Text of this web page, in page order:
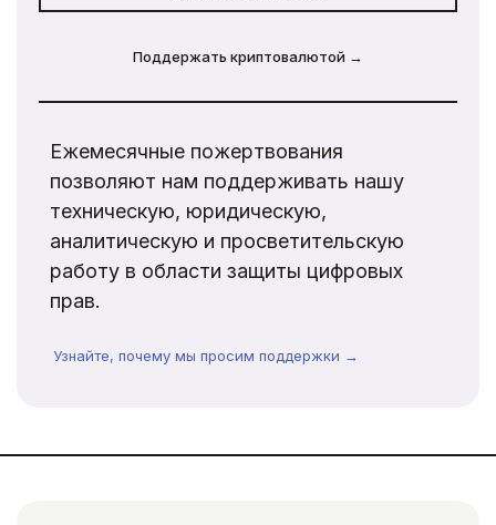
Поддержать криптовалютой →
Ежемесячные пожертвования
позволяют нам поддерживать нашу
техническую, юридическую,
аналитическую и просветительскую
работу в области защиты цифровых
прав.
Узнайте, почему мы просим поддержки →